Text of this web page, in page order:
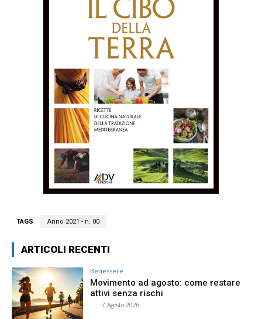
TAGS Anno 2021 - n. 00
ARTICOLI RECENTI
Benessere
Movimento ad agosto: come restare
attivi senza rischi
- 7 Agosto 2026